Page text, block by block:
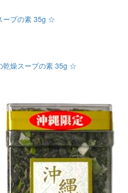
ープの素 35g ☆
乾燥スープの素 35g ☆